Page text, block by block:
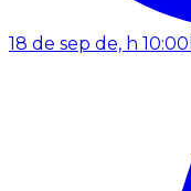
18 de sep de, h 10:00